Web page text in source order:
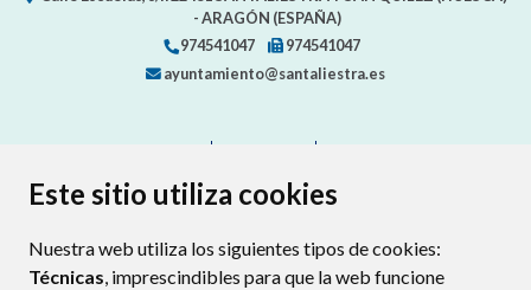
Este sitio utiliza cookies
Nuestra web utiliza los siguientes tipos de cookies:
Técnicas, imprescindibles para que la web funcione
- ARAGÓN (ESPAÑA)
974541047
974541047
ayuntamiento@santaliestra.es
PROTECCIÓN DE DATOS
POLÍTICA DE COOKIES